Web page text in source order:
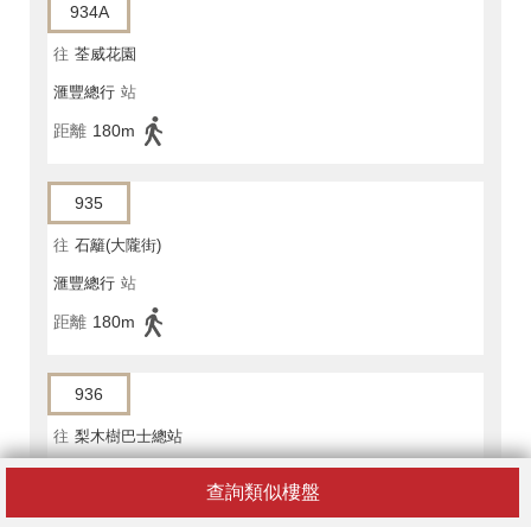
查詢類似樓盤
934A
往 荃威花園
滙豐總行 站
距離 180m
935
往 石籬(大隴街)
滙豐總行 站
距離 180m
936
往 梨木樹巴士總站
距離 130m